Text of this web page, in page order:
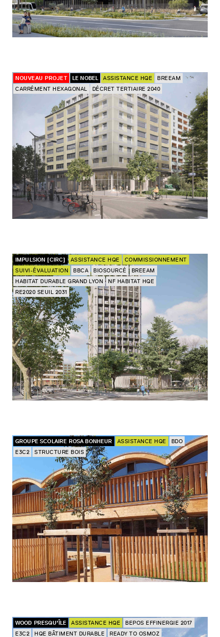
NOUVEAU PROJET LE NOBEL ASSISTANCE HQE
BREEAM
CARRÉMENT HEXAGONAL
DÉCRET TERTIAIRE 2040
IMPULSION [CIRC] ASSISTANCE HQE
COMMISSIONNEMENT
SUIVI-ÉVALUATION
BBCA BIOSOURCÉ
BREEAM
HABITAT DURABLE GRAND LYON
NF HABITAT HQE
RE2020 SEUIL 2031
GROUPE SCOLAIRE ROSA BONHEUR ASSISTANCE HQE
BDO
E3C2
STRUCTURE BOIS
WOOD PRESQU’ÎLE ASSISTANCE HQE
BEPOS EFFINERGIE 2017
E3C2
HQE BÂTIMENT DURABLE
READY TO OSMOZ